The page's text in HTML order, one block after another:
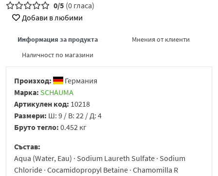
0/5 (0 гласа)
Добави в любими
Информация за продукта
Мнения от клиенти
Наличност по магазини
Произход:
Германия
Марка: SCHAUMA
Артикулен код: 10218
Размери: Ш: 9 / В: 22 / Д: 4
Бруто тегло: 0.452 кг
Състав:
Aqua (Water, Eau) · Sodium Laureth Sulfate · Sodium
Chloride · Cocamidopropyl Betaine · Chamomilla R